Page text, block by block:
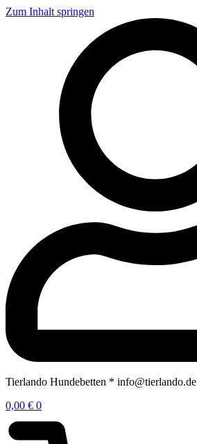
Zum Inhalt springen
Tierlando Hundebetten * info@tierlando.de
0,00 € 0